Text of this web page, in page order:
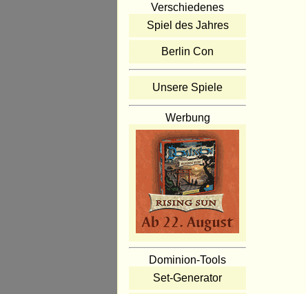
Verschiedenes
Spiel des Jahres
Berlin Con
Unsere Spiele
Werbung
Dominion-Tools
Set-Generator